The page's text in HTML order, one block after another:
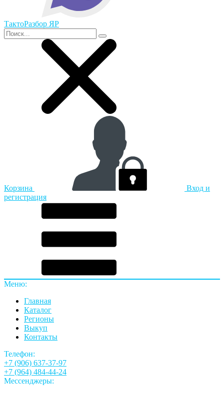
ТактоРазбор ЯР
Корзина
Вход и
регистрация
Меню:
Главная
Каталог
Регионы
Выкуп
Контакты
Телефон:
+7 (906) 637-37-97
+7 (964) 484-44-24
Мессенджеры: